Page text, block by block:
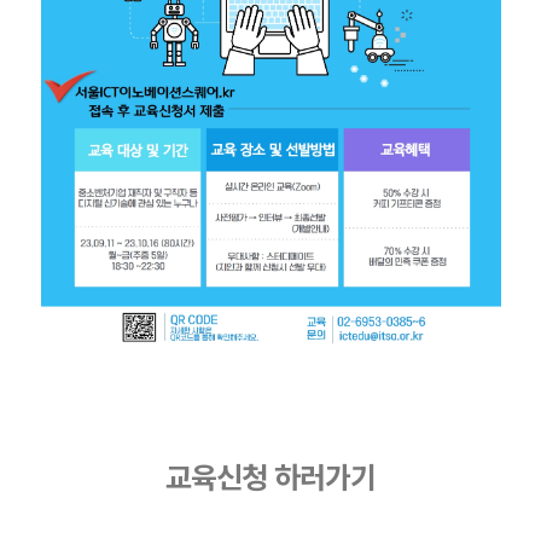
교육신청 하러가기